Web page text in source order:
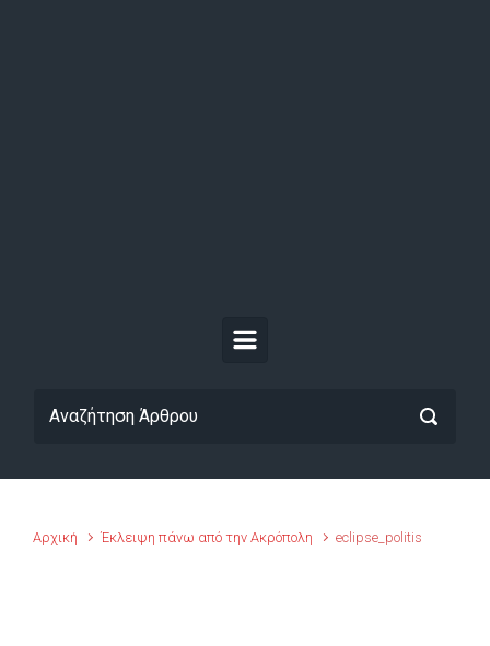
Αρχική Έκλειψη πάνω από την Ακρόπολη eclipse_politis